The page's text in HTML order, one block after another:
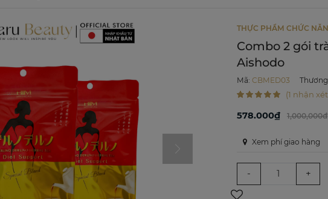
THỰC PHẨM CHỨC
Combo 2 gói
Aishodo
Mã:CBMED03
(1 nhận
578.000₫ 1,000,000đ
Xem phí giao hàng
- +